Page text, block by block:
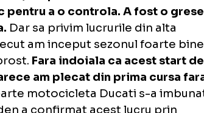
a avut ghinion in turul
l-a costat intreaga cursa.
tur, am pierdut fata
nimic pentru a o controla. A
Dar sa privim lucrurile din